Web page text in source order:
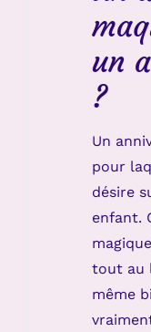
un
?
Un
pour
désire
enfant.
tout au
même